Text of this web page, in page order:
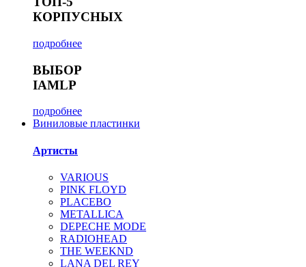
КОРПУСНЫХ
подробнее
ВЫБОР
IAMLP
подробнее
Виниловые пластинки
Артисты
VARIOUS
PINK FLOYD
PLACEBO
METALLICA
DEPECHE MODE
RADIOHEAD
THE WEEKND
LANA DEL REY